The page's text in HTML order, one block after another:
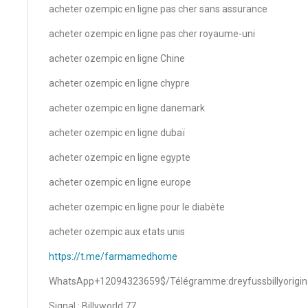
acheter ozempic en ligne pas cher sans assurance
acheter ozempic en ligne pas cher royaume-uni
acheter ozempic en ligne Chine
acheter ozempic en ligne chypre
acheter ozempic en ligne danemark
acheter ozempic en ligne dubaï
acheter ozempic en ligne egypte
acheter ozempic en ligne europe
acheter ozempic en ligne pour le diabète
acheter ozempic aux etats unis
https://t.me/farmamedhome
WhatsApp+12094323659$/